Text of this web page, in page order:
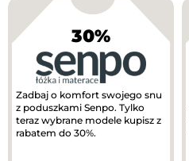
30%
Zadbaj o komfort swojego snu
z poduszkami Senpo. Tylko
teraz wybrane modele kupisz z
rabatem do 30%.